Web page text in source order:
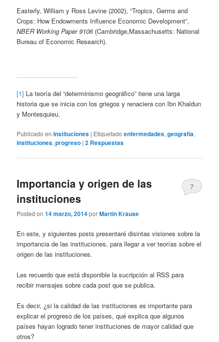
Easterly, William y Ross Levine (2002), “Tropics, Germs and
Crops: How Endowments Influence Economic Development”,
NBER Working Paper 9106(Cambridge,Massachusetts: National
Bureau of Economic Research).
[1] La teoría del “determinismo geográfico” tiene una larga
historia que se inicia con los griegos y renaciera con Ibn Khaldun
y Montesquieu.
Publicado en Instituciones | Etiquetado enfermedades,geografía,
instituciones,progreso |2 Respuestas
Importancia y origen de las
instituciones
Posted on14 marzo, 2014porMartin Krause
7
En este, y siguientes posts presentaré disintas visiones sobre la
importancia de las instituciones, para llegar a ver teorías sobre el
origen de las instituciones.
Les recuerdo que está disponible la sucripción al RSS para
recibir mensajes sobre cada post que se publica.
Es decir, ¿si la calidad de las instituciones es importante para
explicar el progreso de los países, qué explica que algunos
países hayan logrado tener instituciones de mayor calidad que
otros?